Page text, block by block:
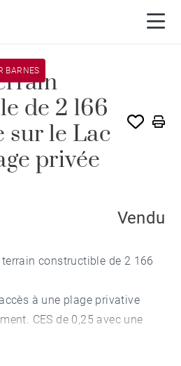
BARNES
de 2 166
sur le Lac
privée
Vendu
constructible de 2 166
à une plage privative
CES de 0,25 avec une
un terrain sur la région,